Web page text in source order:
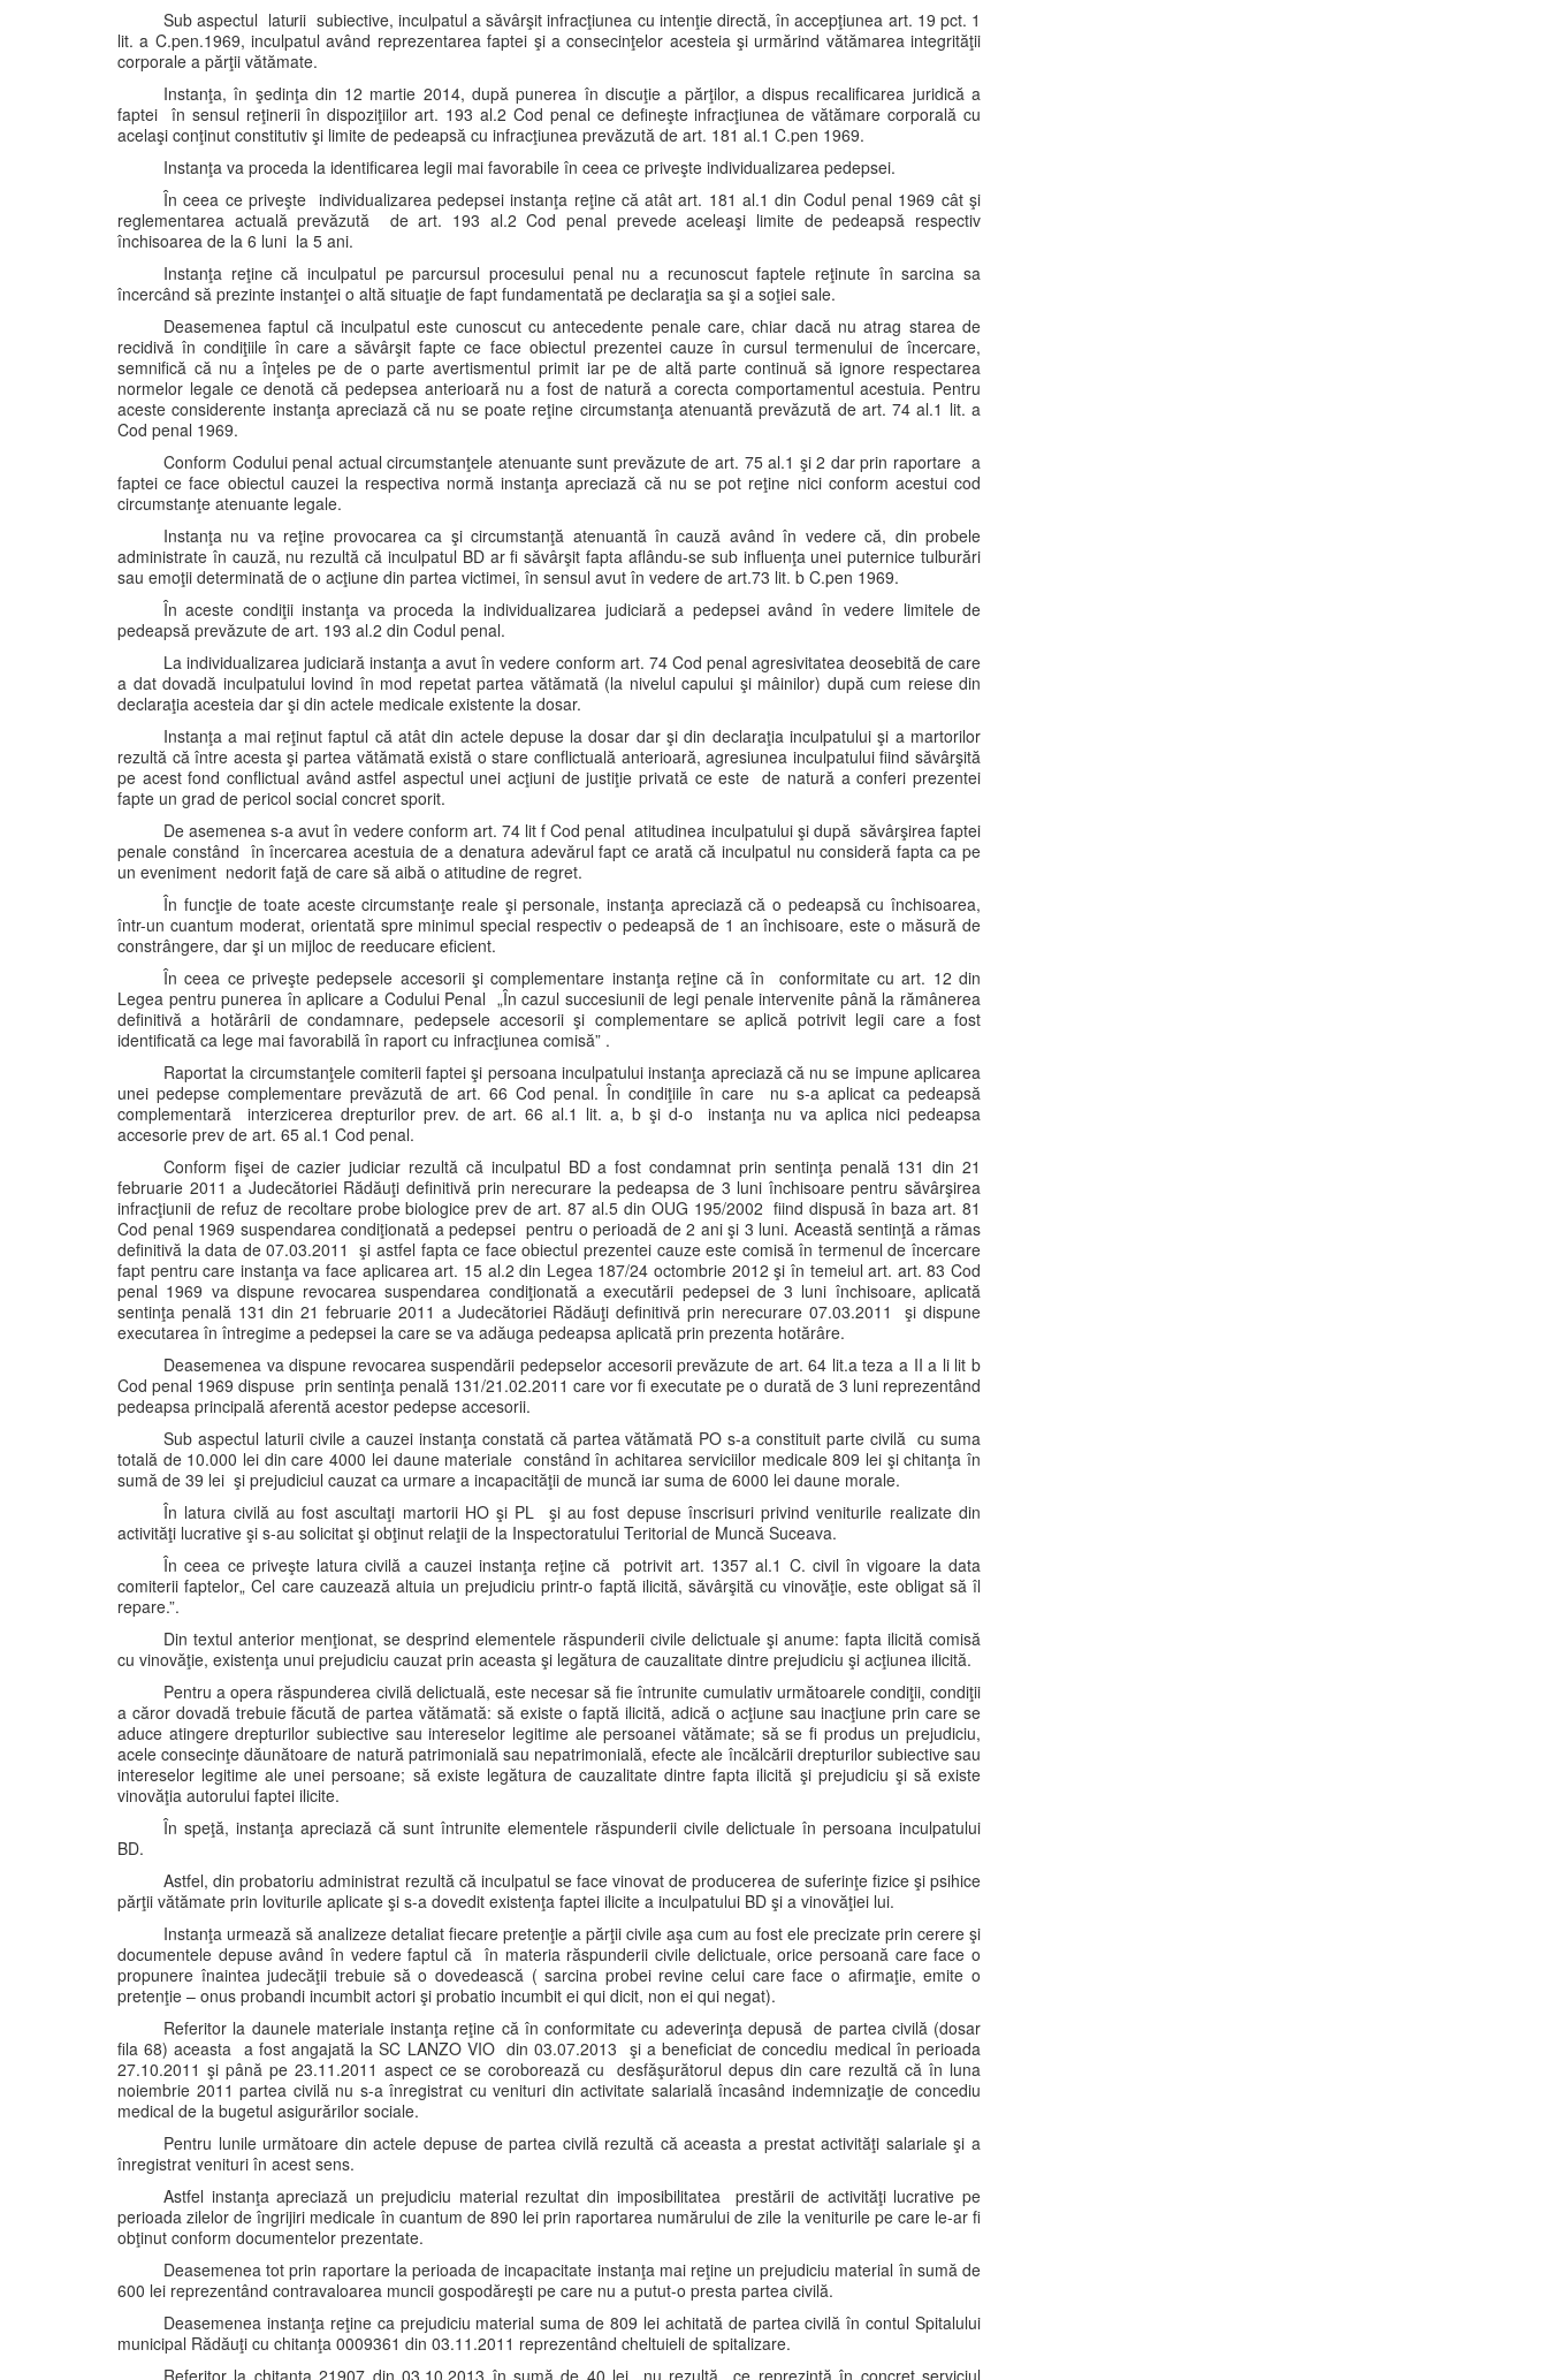
Sub aspectul laturii subiective, inculpatul a săvârşit infracţiunea cu intenţie directă, în accepţiunea art. 19 pct. 1
lit. a C.pen.1969, inculpatul având reprezentarea faptei şi a consecinţelor acesteia şi urmărind vătămarea integrităţii
corporale a părţii vătămate.
Instanţa, în şedinţa din 12 martie 2014, după punerea în discuţie a părţilor, a dispus recalificarea juridică a
faptei în sensul reţinerii în dispoziţiilor art. 193 al.2 Cod penal ce defineşte infracţiunea de vătămare corporală cu
acelaşi conţinut constitutiv şi limite de pedeapsă cu infracţiunea prevăzută de art. 181 al.1 C.pen 1969.
Instanţa va proceda la identificarea legii mai favorabile în ceea ce priveşte individualizarea pedepsei.
În ceea ce priveşte individualizarea pedepsei instanţa reţine că atât art. 181 al.1 din Codul penal 1969 cât şi
reglementarea actuală prevăzută de art. 193 al.2 Cod penal prevede aceleaşi limite de pedeapsă respectiv
închisoarea de la 6 luni la 5 ani.
Instanţa reţine că inculpatul pe parcursul procesului penal nu a recunoscut faptele reţinute în sarcina sa
încercând să prezinte instanţei o altă situaţie de fapt fundamentată pe declaraţia sa şi a soţiei sale.
Deasemenea faptul că inculpatul este cunoscut cu antecedente penale care, chiar dacă nu atrag starea de
recidivă în condiţiile în care a săvârşit fapte ce face obiectul prezentei cauze în cursul termenului de încercare,
semnifică că nu a înţeles pe de o parte avertismentul primit iar pe de altă parte continuă să ignore respectarea
normelor legale ce denotă că pedepsea anterioară nu a fost de natură a corecta comportamentul acestuia. Pentru
aceste considerente instanţa apreciază că nu se poate reţine circumstanţa atenuantă prevăzută de art. 74 al.1 lit. a
Cod penal 1969.
Conform Codului penal actual circumstanţele atenuante sunt prevăzute de art. 75 al.1 şi 2 dar prin raportare a
faptei ce face obiectul cauzei la respectiva normă instanţa apreciază că nu se pot reţine nici conform acestui cod
circumstanţe atenuante legale.
Instanţa nu va reţine provocarea ca şi circumstanţă atenuantă în cauză având în vedere că, din probele
administrate în cauză, nu rezultă că inculpatul BD ar fi săvârşit fapta aflându-se sub influenţa unei puternice tulburări
sau emoţii determinată de o acţiune din partea victimei, în sensul avut în vedere de art.73 lit. b C.pen 1969.
În aceste condiţii instanţa va proceda la individualizarea judiciară a pedepsei având în vedere limitele de
pedeapsă prevăzute de art. 193 al.2 din Codul penal.
La individualizarea judiciară instanţa a avut în vedere conform art. 74 Cod penal agresivitatea deosebită de care
a dat dovadă inculpatului lovind în mod repetat partea vătămată (la nivelul capului şi mâinilor) după cum reiese din
declaraţia acesteia dar şi din actele medicale existente la dosar.
Instanţa a mai reţinut faptul că atât din actele depuse la dosar dar şi din declaraţia inculpatului şi a martorilor
rezultă că între acesta şi partea vătămată există o stare conflictuală anterioară, agresiunea inculpatului fiind săvârşită
pe acest fond conflictual având astfel aspectul unei acţiuni de justiţie privată ce este de natură a conferi prezentei
fapte un grad de pericol social concret sporit.
De asemenea s-a avut în vedere conform art. 74 lit f Cod penal atitudinea inculpatului şi după săvârşirea faptei
penale constând în încercarea acestuia de a denatura adevărul fapt ce arată că inculpatul nu consideră fapta ca pe
un eveniment nedorit faţă de care să aibă o atitudine de regret.
În funcţie de toate aceste circumstanţe reale şi personale, instanţa apreciază că o pedeapsă cu închisoarea,
într-un cuantum moderat, orientată spre minimul special respectiv o pedeapsă de 1 an închisoare, este o măsură de
constrângere, dar şi un mijloc de reeducare eficient.
În ceea ce priveşte pedepsele accesorii şi complementare instanţa reţine că în conformitate cu art. 12 din
Legea pentru punerea în aplicare a Codului Penal „În cazul succesiunii de legi penale intervenite până la rămânerea
definitivă a hotărârii de condamnare, pedepsele accesorii şi complementare se aplică potrivit legii care a fost
identificată ca lege mai favorabilă în raport cu infracţiunea comisă” .
Raportat la circumstanţele comiterii faptei şi persoana inculpatului instanţa apreciază că nu se impune aplicarea
unei pedepse complementare prevăzută de art. 66 Cod penal. În condiţiile în care nu s-a aplicat ca pedeapsă
complementară interzicerea drepturilor prev. de art. 66 al.1 lit. a, b şi d-o instanţa nu va aplica nici pedeapsa
accesorie prev de art. 65 al.1 Cod penal.
Conform fişei de cazier judiciar rezultă că inculpatul BD a fost condamnat prin sentinţa penală 131 din 21
februarie 2011 a Judecătoriei Rădăuţi definitivă prin nerecurare la pedeapsa de 3 luni închisoare pentru săvârşirea
infracţiunii de refuz de recoltare probe biologice prev de art. 87 al.5 din OUG 195/2002 fiind dispusă în baza art. 81
Cod penal 1969 suspendarea condiţionată a pedepsei pentru o perioadă de 2 ani şi 3 luni. Această sentinţă a rămas
definitivă la data de 07.03.2011 şi astfel fapta ce face obiectul prezentei cauze este comisă în termenul de încercare
fapt pentru care instanţa va face aplicarea art. 15 al.2 din Legea 187/24 octombrie 2012 şi în temeiul art. art. 83 Cod
penal 1969 va dispune revocarea suspendarea condiţionată a executării pedepsei de 3 luni închisoare, aplicată
sentinţa penală 131 din 21 februarie 2011 a Judecătoriei Rădăuţi definitivă prin nerecurare 07.03.2011 şi dispune
executarea în întregime a pedepsei la care se va adăuga pedeapsa aplicată prin prezenta hotărâre.
Deasemenea va dispune revocarea suspendării pedepselor accesorii prevăzute de art. 64 lit.a teza a II a li lit b
Cod penal 1969 dispuse prin sentinţa penală 131/21.02.2011 care vor fi executate pe o durată de 3 luni reprezentând
pedeapsa principală aferentă acestor pedepse accesorii.
Sub aspectul laturii civile a cauzei instanţa constată că partea vătămată PO s-a constituit parte civilă cu suma
totală de 10.000 lei din care 4000 lei daune materiale constând în achitarea serviciilor medicale 809 lei şi chitanţa în
sumă de 39 lei şi prejudiciul cauzat ca urmare a incapacităţii de muncă iar suma de 6000 lei daune morale.
În latura civilă au fost ascultaţi martorii HO şi PL şi au fost depuse înscrisuri privind veniturile realizate din
activităţi lucrative şi s-au solicitat şi obţinut relaţii de la Inspectoratului Teritorial de Muncă Suceava.
În ceea ce priveşte latura civilă a cauzei instanţa reţine că potrivit art. 1357 al.1 C. civil în vigoare la data
comiterii faptelor„ Cel care cauzează altuia un prejudiciu printr-o faptă ilicită, săvârşită cu vinovăţie, este obligat să îl
repare.”.
Din textul anterior menţionat, se desprind elementele răspunderii civile delictuale şi anume: fapta ilicită comisă
cu vinovăţie, existenţa unui prejudiciu cauzat prin aceasta şi legătura de cauzalitate dintre prejudiciu şi acţiunea ilicită.
Pentru a opera răspunderea civilă delictuală, este necesar să fie întrunite cumulativ următoarele condiţii, condiţii
a căror dovadă trebuie făcută de partea vătămată: să existe o faptă ilicită, adică o acţiune sau inacţiune prin care se
aduce atingere drepturilor subiective sau intereselor legitime ale persoanei vătămate; să se fi produs un prejudiciu,
acele consecinţe dăunătoare de natură patrimonială sau nepatrimonială, efecte ale încălcării drepturilor subiective sau
intereselor legitime ale unei persoane; să existe legătura de cauzalitate dintre fapta ilicită şi prejudiciu şi să existe
vinovăţia autorului faptei ilicite.
În speţă, instanţa apreciază că sunt întrunite elementele răspunderii civile delictuale în persoana inculpatului
BD.
Astfel, din probatoriu administrat rezultă că inculpatul se face vinovat de producerea de suferinţe fizice şi psihice
părţii vătămate prin loviturile aplicate şi s-a dovedit existenţa faptei ilicite a inculpatului BD şi a vinovăţiei lui.
Instanţa urmează să analizeze detaliat fiecare pretenţie a părţii civile aşa cum au fost ele precizate prin cerere şi
documentele depuse având în vedere faptul că în materia răspunderii civile delictuale, orice persoană care face o
propunere înaintea judecăţii trebuie să o dovedească ( sarcina probei revine celui care face o afirmaţie, emite o
pretenţie – onus probandi incumbit actori şi probatio incumbit ei qui dicit, non ei qui negat).
Referitor la daunele materiale instanţa reţine că în conformitate cu adeverinţa depusă de partea civilă (dosar
fila 68) aceasta a fost angajată la SC LANZO VIO din 03.07.2013 şi a beneficiat de concediu medical în perioada
27.10.2011 şi până pe 23.11.2011 aspect ce se coroborează cu desfăşurătorul depus din care rezultă că în luna
noiembrie 2011 partea civilă nu s-a înregistrat cu venituri din activitate salarială încasând indemnizaţie de concediu
medical de la bugetul asigurărilor sociale.
Pentru lunile următoare din actele depuse de partea civilă rezultă că aceasta a prestat activităţi salariale şi a
înregistrat venituri în acest sens.
Astfel instanţa apreciază un prejudiciu material rezultat din imposibilitatea prestării de activităţi lucrative pe
perioada zilelor de îngrijiri medicale în cuantum de 890 lei prin raportarea numărului de zile la veniturile pe care le-ar fi
obţinut conform documentelor prezentate.
Deasemenea tot prin raportare la perioada de incapacitate instanţa mai reţine un prejudiciu material în sumă de
600 lei reprezentând contravaloarea muncii gospodăreşti pe care nu a putut-o presta partea civilă.
Deasemenea instanţa reţine ca prejudiciu material suma de 809 lei achitată de partea civilă în contul Spitalului
municipal Rădăuţi cu chitanţa 0009361 din 03.11.2011 reprezentând cheltuieli de spitalizare.
Referitor la chitanţa 21907 din 03.10.2013 în sumă de 40 lei nu rezultă ce reprezintă în concret serviciul